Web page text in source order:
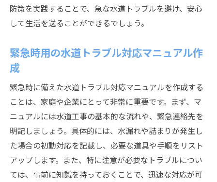
防策を実践することで、急な水道トラブルを避け、安心
して生活を送ることができるでしょう。
緊急時用の水道トラブル対応マニュアル作
成
緊急時に備えた水道トラブル対応マニュアルを作成する
ことは、家庭や企業にとって非常に重要です。まず、マ
ニュアルには水道工事の基本的な流れや、緊急連絡先を
明記しましょう。具体的には、水漏れや詰まりが発生し
た場合の初動対応を記載し、必要な道具や手順をリスト
アップします。また、特に注意が必要なトラブルについ
ては、事前に知識を持っておくことで、迅速な対応が可